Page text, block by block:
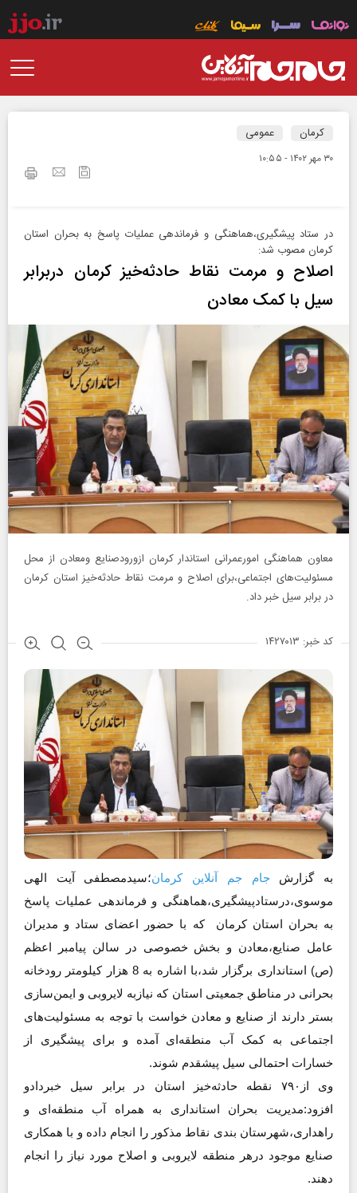
کرمان عمومی
۳۰ مهر ۱۴۰۲ - ۱۰:۵۵
در ستاد پیشگیری،هماهنگی و فرماندهی عملیات پاسخ به بحران استان
کرمان مصوب شد:
اصلاح و مرمت نقاط حادثه‌خیز کرمان دربرابر
سیل با کمک معادن
معاون هماهنگی امورعمرانی استاندار کرمان ازورودصنایع ومعادن از محل
مسئولیت‌های اجتماعی،برای اصلاح و مرمت نقاط حادثه‌خیز استان کرمان
در برابر سیل خبر داد.
کد خبر: ۱۴۲۷۰۱۳
به گزارش جام جم آنلاین کرمان؛سیدمصطفی آیت الهی
موسوی،درستادپیشگیری،هماهنگی و فرماندهی عملیات پاسخ
به بحران استان کرمان که با حضور اعضای ستاد و مدیران
عامل صنایع،معادن و بخش خصوصی در سالن پیامبر اعظم
(ص) استانداری برگزار شد،با اشاره به 8 هزار کیلومتر رودخانه
بحرانی در مناطق جمعیتی استان که نیازبه لایروبی و ایمن‌سازی
بستر دارند از صنایع و معادن خواست با توجه به مسئولیت‌های
اجتماعی به کمک آب منطقه‌ای آمده و برای پیشگیری از
خسارات احتمالی سیل پیشقدم شوند.
وی از۷۹۰ نقطه حادثه‌خیز استان در برابر سیل ‌خبردادو
افزود:مدیریت بحران استانداری به همراه آب منطقه‌ای و
راهداری،شهرستان بندی نقاط مذکور ‌را انجام داده و با همکاری
صنایع موجود درهر منطقه لایروبی و اصلاح مورد نیاز را انجام
دهند.